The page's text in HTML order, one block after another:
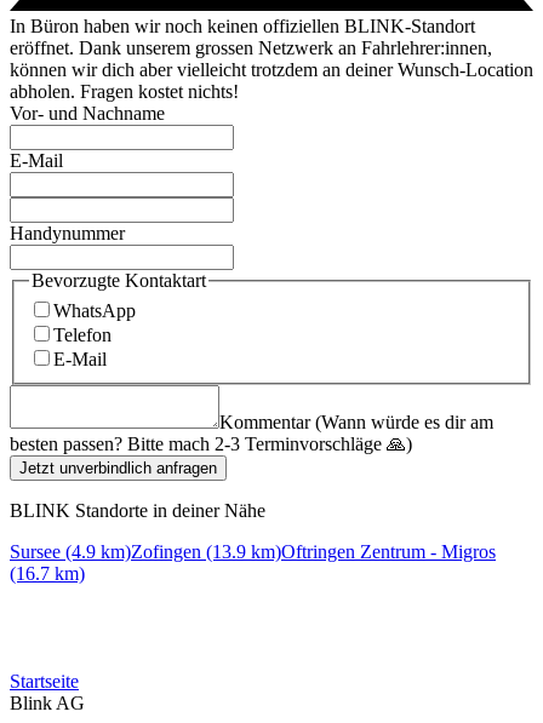
In Büron haben wir noch keinen offiziellen BLINK-Standort
eröffnet. Dank unserem grossen Netzwerk an Fahrlehrer:innen,
können wir dich aber vielleicht trotzdem an deiner Wunsch-Location
abholen. Fragen kostet nichts!
Vor- und Nachname
E-Mail
Handynummer
Bevorzugte Kontaktart
WhatsApp
Telefon
E-Mail
Kommentar (Wann würde es dir am
besten passen? Bitte mach 2-3 Terminvorschläge 🙏)
Jetzt unverbindlich anfragen
BLINK Standorte in deiner Nähe
Sursee (4.9 km)Zofingen (13.9 km)Oftringen Zentrum - Migros
(16.7 km)
Startseite
Blink AG